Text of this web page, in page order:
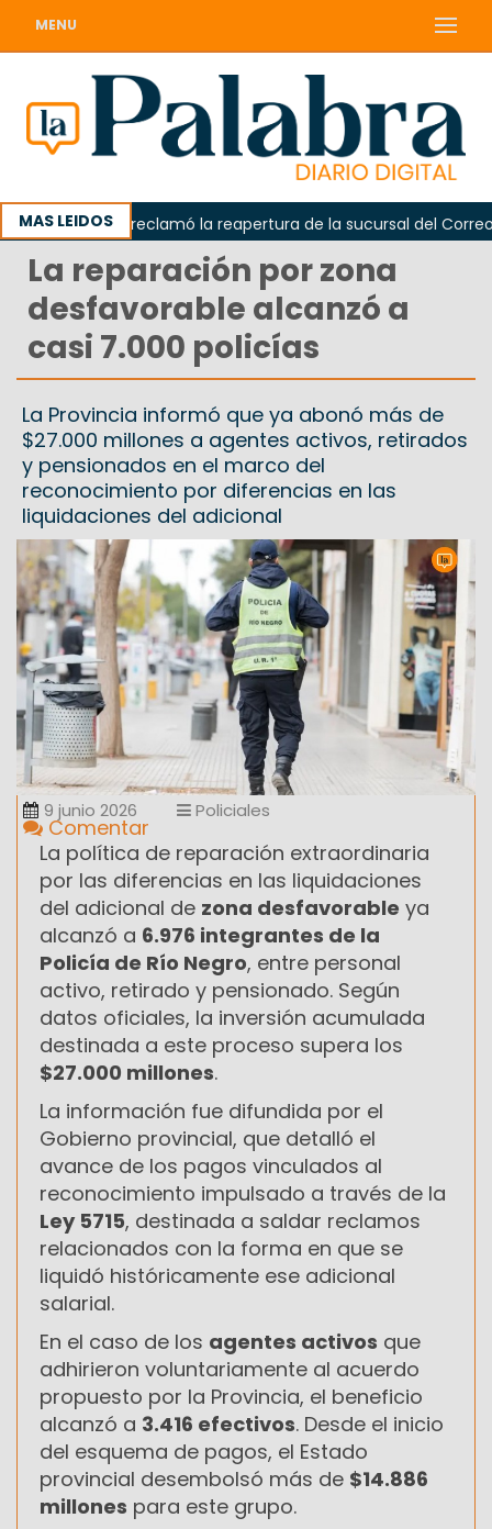
MENU
MAS LEIDOS
Odarda reclamó la reapertura de la sucursal del Correo
La reparación por zona
desfavorable alcanzó a
casi 7.000 policías
La Provincia informó que ya abonó más de
$27.000 millones a agentes activos, retirados
y pensionados en el marco del
reconocimiento por diferencias en las
liquidaciones del adicional
9 junio 2026 Policiales
Comentar
La política de reparación extraordinaria
por las diferencias en las liquidaciones
del adicional de zona desfavorable ya
alcanzó a 6.976 integrantes de la
Policía de Río Negro, entre personal
activo, retirado y pensionado. Según
datos oficiales, la inversión acumulada
destinada a este proceso supera los
$27.000 millones.
La información fue difundida por el
Gobierno provincial, que detalló el
avance de los pagos vinculados al
reconocimiento impulsado a través de la
Ley 5715, destinada a saldar reclamos
relacionados con la forma en que se
liquidó históricamente ese adicional
salarial.
En el caso de los agentes activos que
adhirieron voluntariamente al acuerdo
propuesto por la Provincia, el beneficio
alcanzó a 3.416 efectivos. Desde el inicio
del esquema de pagos, el Estado
provincial desembolsó más de $14.886
millones para este grupo.